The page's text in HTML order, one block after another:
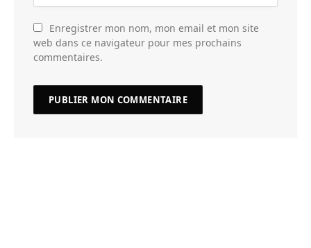
Enregistrer mon nom, mon email et mon site
web dans ce navigateur pour mes prochains
commentaires.